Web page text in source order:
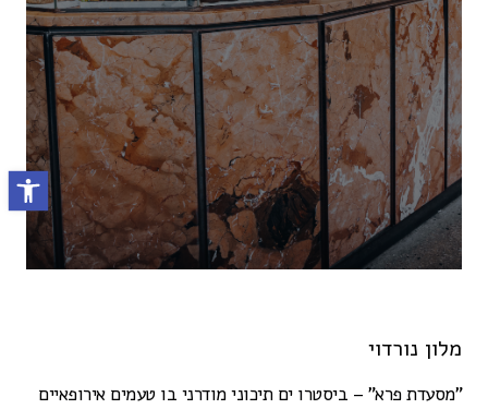
פתח סרגל
מלון נורדוי
"מסעדת פרא" – ביסטרו ים תיכוני מודרני בו טעמים אירופאיים